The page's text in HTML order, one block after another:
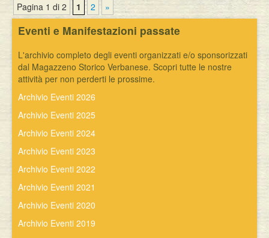
Pagina 1 di 2 1 2 »
Eventi e Manifestazioni passate
L'archivio completo degli eventi organizzati e/o sponsorizzati
dal Magazzeno Storico Verbanese. Scopri tutte le nostre
attività per non perderti le prossime.
Archivio Eventi 2026
Archivio Eventi 2025
Archivio Eventi 2024
Archivio Eventi 2023
Archivio Eventi 2022
Archivio Eventi 2021
Archivio Eventi 2020
Archivio Eventi 2019